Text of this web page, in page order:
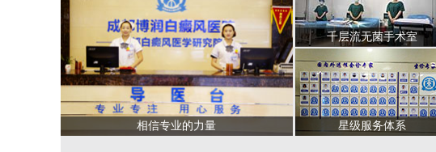
相信专业的力量
千层流无菌手术室
星级服务体系